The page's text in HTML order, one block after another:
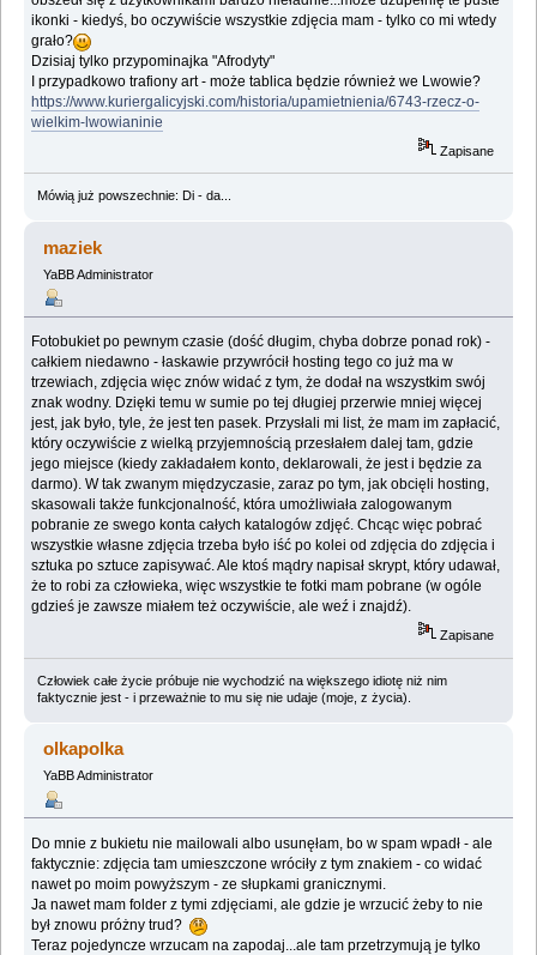
ikonki - kiedyś, bo oczywiście wszystkie zdjęcia mam - tylko co mi wtedy
grało?
Dzisiaj tylko przypominajka "Afrodyty"
I przypadkowo trafiony art - może tablica będzie również we Lwowie?
https://www.kuriergalicyjski.com/historia/upamietnienia/6743-rzecz-o-
wielkim-lwowianinie
Zapisane
Mówią już powszechnie: Di - da...
maziek
YaBB Administrator
Fotobukiet po pewnym czasie (dość długim, chyba dobrze ponad rok) -
całkiem niedawno - łaskawie przywrócił hosting tego co już ma w
trzewiach, zdjęcia więc znów widać z tym, że dodał na wszystkim swój
znak wodny. Dzięki temu w sumie po tej długiej przerwie mniej więcej
jest, jak było, tyle, że jest ten pasek. Przysłali mi list, że mam im zapłacić,
który oczywiście z wielką przyjemnością przesłałem dalej tam, gdzie
jego miejsce (kiedy zakładałem konto, deklarowali, że jest i będzie za
darmo). W tak zwanym międzyczasie, zaraz po tym, jak obcięli hosting,
skasowali także funkcjonalność, która umożliwiała zalogowanym
pobranie ze swego konta całych katalogów zdjęć. Chcąc więc pobrać
wszystkie własne zdjęcia trzeba było iść po kolei od zdjęcia do zdjęcia i
sztuka po sztuce zapisywać. Ale ktoś mądry napisał skrypt, który udawał,
że to robi za człowieka, więc wszystkie te fotki mam pobrane (w ogóle
gdzieś je zawsze miałem też oczywiście, ale weź i znajdź).
Zapisane
Człowiek całe życie próbuje nie wychodzić na większego idiotę niż nim
faktycznie jest - i przeważnie to mu się nie udaje (moje, z życia).
olkapolka
YaBB Administrator
Do mnie z bukietu nie mailowali albo usunęłam, bo w spam wpadł - ale
faktycznie: zdjęcia tam umieszczone wróciły z tym znakiem - co widać
nawet po moim powyższym - ze słupkami granicznymi.
Ja nawet mam folder z tymi zdjęciami, ale gdzie je wrzucić żeby to nie
był znowu próżny trud?
Teraz pojedyncze wrzucam na zapodaj...ale tam przetrzymują je tylko